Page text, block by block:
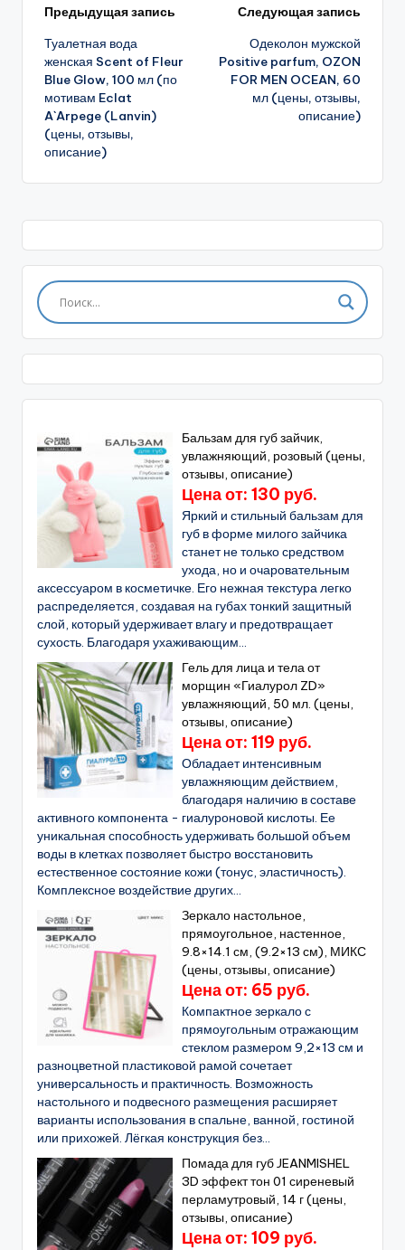
Навигация
записи
Предыдущая запись
Туалетная вода
женская Scent of Fleur
Blue Glow, 100 мл (по
мотивам Eclat
A`Arpege (Lanvin)
(цены, отзывы,
описание)
Следующая запись
Одеколон мужской
Positive parfum, OZON
FOR MEN OCEAN, 60
мл (цены, отзывы,
описание)
Бальзам для губ зайчик,
увлажняющий, розовый (цены,
отзывы, описание)
Цена от: 130 руб.
Яркий и стильный бальзам для
губ в форме милого зайчика
станет не только средством
ухода, но и очаровательным
аксессуаром в косметичке. Его нежная текстура легко
распределяется, создавая на губах тонкий защитный
слой, который удерживает влагу и предотвращает
сухость. Благодаря ухаживающим...
Гель для лица и тела от
морщин «Гиалурол ZD»
увлажняющий, 50 мл. (цены,
отзывы, описание)
Цена от: 119 руб.
Обладает интенсивным
увлажняющим действием,
благодаря наличию в составе
активного компонента - гиалуроновой кислоты. Ее
уникальная способность удерживать большой объем
воды в клетках позволяет быстро восстановить
естественное состояние кожи (тонус, эластичность).
Комплексное воздействие других...
Зеркало настольное,
прямоугольное, настенное,
9.8×14.1 см, (9.2×13 см), МИКС
(цены, отзывы, описание)
Цена от: 65 руб.
Компактное зеркало с
прямоугольным отражающим
стеклом размером 9,2×13 см и
разноцветной пластиковой рамой сочетает
универсальность и практичность. Возможность
настольного и подвесного размещения расширяет
варианты использования в спальне, ванной, гостиной
или прихожей. Лёгкая конструкция без...
Помада для губ JEANMISHEL
3D эффект тон 01 сиреневый
перламутровый, 14 г (цены,
отзывы, описание)
Цена от: 109 руб.